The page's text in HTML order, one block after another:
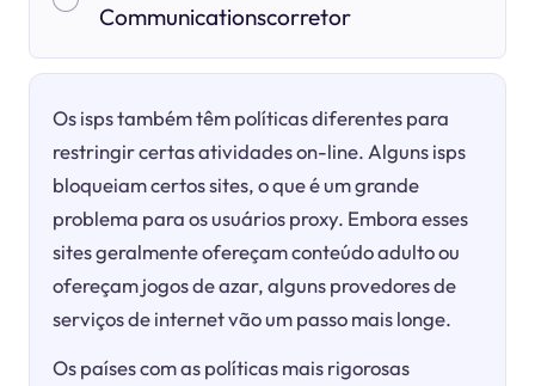
Communicationscorretor
Os isps também têm políticas diferentes para
restringir certas atividades on-line. Alguns isps
bloqueiam certos sites, o que é um grande
problema para os usuários proxy. Embora esses
sites geralmente ofereçam conteúdo adulto ou
ofereçam jogos de azar, alguns provedores de
serviços de internet vão um passo mais longe.
Os países com as políticas mais rigorosas